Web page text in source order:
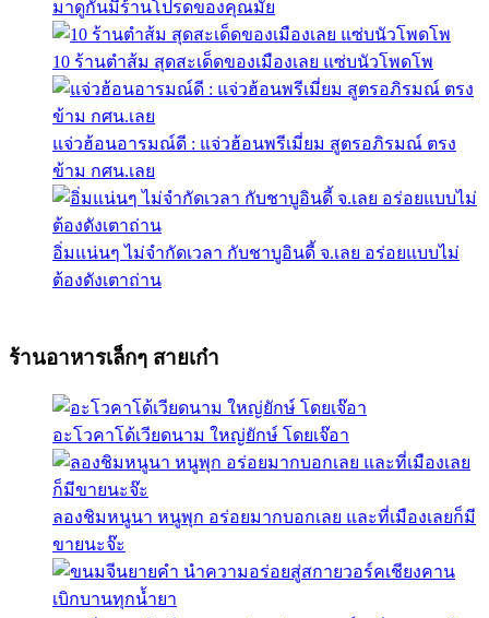
มาดูกันมีร้านโปรดของคุณมั้ย
10 ร้านตำส้ม สุดสะเด็ดของเมืองเลย แซ่บนัวโพดโพ
แจ่วฮ้อนอารมณ์ดี : แจ่วฮ้อนพรีเมี่ยม สูตรอภิรมณ์ ตรง
ข้าม กศน.เลย
อิ่มแน่นๆ ไม่จำกัดเวลา กับชาบูอินดี้ จ.เลย อร่อยแบบไม่
ต้องดังเตาถ่าน
ร้านอาหารเล็กๆ สายเก๋า
อะโวคาโด้เวียดนาม ใหญ่ยักษ์ โดยเจ๊อา
ลองชิมหนูนา หนูพุก อร่อยมากบอกเลย และที่เมืองเลยก็มี
ขายนะจ๊ะ